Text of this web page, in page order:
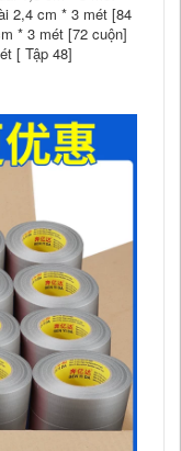
2,4 cm * 3 mét [84
* 3 mét [72 cuộn]
[ Tập 48]